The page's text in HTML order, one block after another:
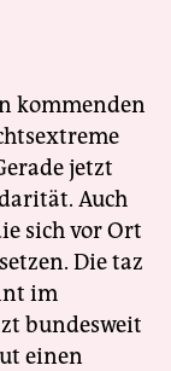
kommenden
jetzt
Auch
sich vor Ort
Die taz
im
bundesweit
einen